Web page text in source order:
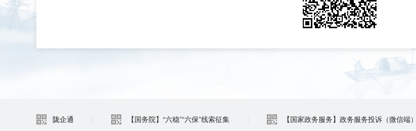
陇企通 【国务院】“六稳”“六保”线索征集 【国家政务服务】政务服务投诉（微信端）